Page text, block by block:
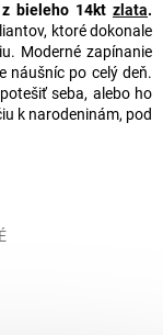
bieleho 14kt zlata.
ktoré dokonale
Moderné zapínanie
náušníc po celý deň.
seba, alebo ho
k narodeninám, pod